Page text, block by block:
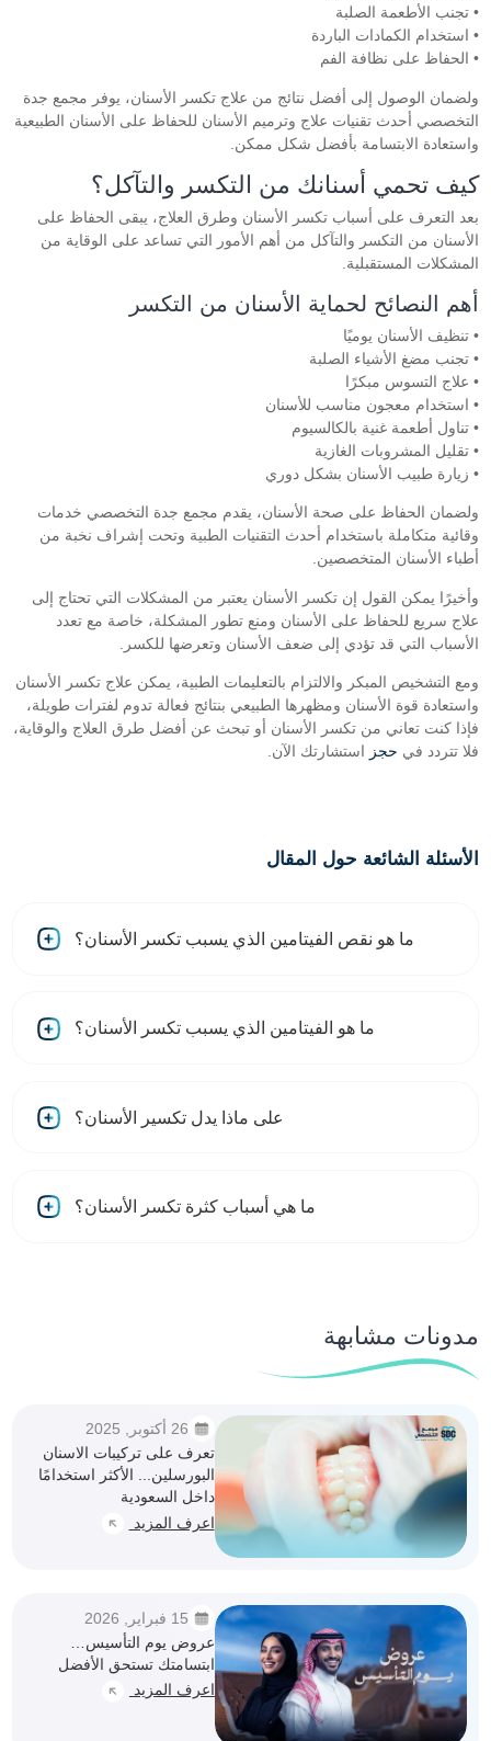
• تجنب الأطعمة الصلبة
• استخدام الكمادات الباردة
• الحفاظ على نظافة الفم
ولضمان الوصول إلى أفضل نتائج من علاج تكسر الأسنان، يوفر مجمع جدة
التخصصي أحدث تقنيات علاج وترميم الأسنان للحفاظ على الأسنان الطبيعية
واستعادة الابتسامة بأفضل شكل ممكن.
كيف تحمي أسنانك من التكسر والتآكل؟
بعد التعرف على أسباب تكسر الأسنان وطرق العلاج، يبقى الحفاظ على
الأسنان من التكسر والتآكل من أهم الأمور التي تساعد على الوقاية من
المشكلات المستقبلية.
أهم النصائح لحماية الأسنان من التكسر
• تنظيف الأسنان يوميًا
• تجنب مضغ الأشياء الصلبة
• علاج التسوس مبكرًا
• استخدام معجون مناسب للأسنان
• تناول أطعمة غنية بالكالسيوم
• تقليل المشروبات الغازية
• زيارة طبيب الأسنان بشكل دوري
ولضمان الحفاظ على صحة الأسنان، يقدم مجمع جدة التخصصي خدمات
وقائية متكاملة باستخدام أحدث التقنيات الطبية وتحت إشراف نخبة من
أطباء الأسنان المتخصصين.
وأخيرًا يمكن القول إن تكسر الأسنان يعتبر من المشكلات التي تحتاج إلى
علاج سريع للحفاظ على الأسنان ومنع تطور المشكلة، خاصة مع تعدد
الأسباب التي قد تؤدي إلى ضعف الأسنان وتعرضها للكسر.
ومع التشخيص المبكر والالتزام بالتعليمات الطبية، يمكن علاج تكسر الأسنان
واستعادة قوة الأسنان ومظهرها الطبيعي بنتائج فعالة تدوم لفترات طويلة،
فإذا كنت تعاني من تكسر الأسنان أو تبحث عن أفضل طرق العلاج والوقاية،
فلا تتردد في حجز استشارتك الآن.
الأسئلة الشائعة حول المقال
ما هو نقص الفيتامين الذي يسبب تكسر الأسنان؟
ما هو الفيتامين الذي يسبب تكسر الأسنان؟
على ماذا يدل تكسير الأسنان؟
ما هي أسباب كثرة تكسر الأسنان؟
مدونات مشابهة
26 أكتوبر, 2025
تعرف على تركيبات الاسنان
البورسلين... الأكثر استخدامًا
داخل السعودية
اعرف المزيد
15 فبراير, 2026
عروض يوم التأسيس…
ابتسامتك تستحق الأفضل
اعرف المزيد